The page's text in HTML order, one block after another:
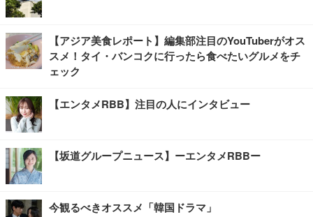
【アジア美食レポート】編集部注目のYouTuberがオス
スメ！タイ・バンコクに行ったら食べたいグルメをチ
ェック
【エンタメRBB】注目の人にインタビュー
【坂道グループニュース】ーエンタメRBBー
今観るべきオススメ「韓国ドラマ」